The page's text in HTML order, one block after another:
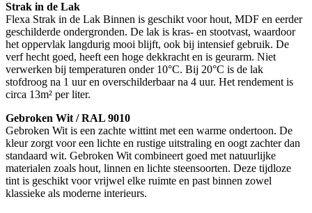
Strak in de Lak
Flexa Strak in de Lak Binnen is geschikt voor hout, MDF en eerder
geschilderde ondergronden. De lak is kras- en stootvast, waardoor
het oppervlak langdurig mooi blijft, ook bij intensief gebruik. De
verf hecht goed, heeft een hoge dekkracht en is geurarm. Niet
verwerken bij temperaturen onder 10°C. Bij 20°C is de lak
stofdroog na 1 uur en overschilderbaar na 4 uur. Het rendement is
circa 13m² per liter.
Gebroken Wit / RAL 9010
Gebroken Wit is een zachte wittint met een warme ondertoon. De
kleur zorgt voor een lichte en rustige uitstraling en oogt zachter dan
standaard wit. Gebroken Wit combineert goed met natuurlijke
materialen zoals hout, linnen en lichte steensoorten. Deze tijdloze
tint is geschikt voor vrijwel elke ruimte en past binnen zowel
klassieke als moderne interieurs.